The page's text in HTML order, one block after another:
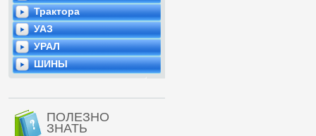
Трактора
УАЗ
УРАЛ
ШИНЫ
ПОЛЕЗНО
ЗНАТЬ